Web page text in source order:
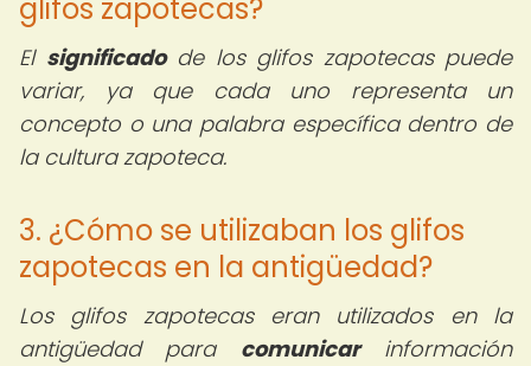
glifos zapotecas?
El significadode los glifos zapotecas puede
variar, ya que cada uno representa un
concepto o una palabra específica dentro de
la cultura zapoteca.
3. ¿Cómo se utilizaban los glifos
zapotecas en la antigüedad?
Los glifos zapotecas eran utilizados en la
antigüedad para comunicarinformación